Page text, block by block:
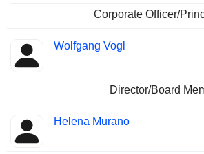
Corporate Officer/
Wolfgang Vogl
Director/Board
Helena Murano